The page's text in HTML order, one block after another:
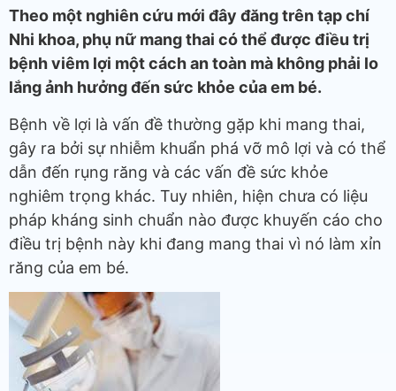
Theo một nghiên cứu mới đây đăng trên tạp chí
Nhi khoa, phụ nữ mang thai có thể được điều trị
bệnh viêm lợi một cách an toàn mà không phải lo
lắng ảnh hưởng đến sức khỏe của em bé.
Bệnh về lợi là vấn đề thường gặp khi mang thai,
gây ra bởi sự nhiễm khuẩn phá vỡ mô lợi và có thể
dẫn đến rụng răng và các vấn đề sức khỏe
nghiêm trọng khác. Tuy nhiên, hiện chưa có liệu
pháp kháng sinh chuẩn nào được khuyến cáo cho
điều trị bệnh này khi đang mang thai vì nó làm xỉn
răng của em bé.